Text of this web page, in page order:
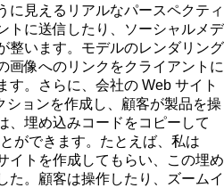
に見えるリアルなパースペクティ
トに送信したり、ソーシャルメデ
整います。モデルのレンダリング
画像へのリンクをクライアントに
す。さらに、会社の Web サイト
ションを作成し、顧客が製品を操
、埋め込みコードをコピーして
ができます。たとえば、私は
イトを作成してもらい、この埋め
た。顧客は操作したり、ズームイ